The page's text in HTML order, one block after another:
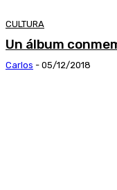
CULTURA
Un álbum
Carlos - 05/12/2018